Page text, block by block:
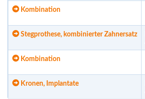
Kombination
Stegprothese, kombinierter Zahnersatz
Kombination
Kronen, Implantate